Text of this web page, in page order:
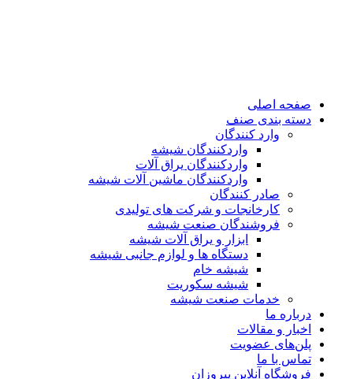
صفحه اصلی
دسته بندی صنف
وارد کنندگان
واردکنندگان شیشه
واردکنندگان یراق آلات
واردکنندگان ماشین آلات شیشه
صادر کنندگان
کارخانجات و شرکت های تولیدی
فروشندگان صنعت شیشه
ابزار و یراق آلات شیشه
دستگاه ها و لوازم جانبی شیشه
شیشه خام
شیشه سکوریت
خدمات صنعت شیشه
درباره ما
اخبار و مقالات
پلن‌های عضویت
تماس با ما
فروشگاه آنلاین پیروزان